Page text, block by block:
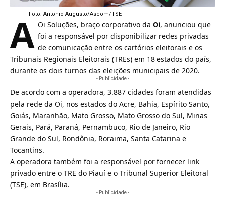
Foto: Antonio Augusto/Ascom/TSE
A Oi Soluções, braço corporativo da Oi, anunciou que
foi a responsável por disponibilizar redes privadas
de comunicação entre os cartórios eleitorais e os
Tribunais Regionais Eleitorais (TREs) em 18 estados do país,
durante os dois turnos das eleições municipais de 2020.
- Publicidade -
De acordo com a operadora, 3.887 cidades foram atendidas
pela rede da Oi, nos estados do Acre, Bahia, Espírito Santo,
Goiás, Maranhão, Mato Grosso, Mato Grosso do Sul, Minas
Gerais, Pará, Paraná, Pernambuco, Rio de Janeiro, Rio
Grande do Sul, Rondônia, Roraima, Santa Catarina e
Tocantins.
A operadora também foi a responsável por fornecer link
privado entre o TRE do Piauí e o Tribunal Superior Eleitoral
(TSE), em Brasília.
- Publicidade -